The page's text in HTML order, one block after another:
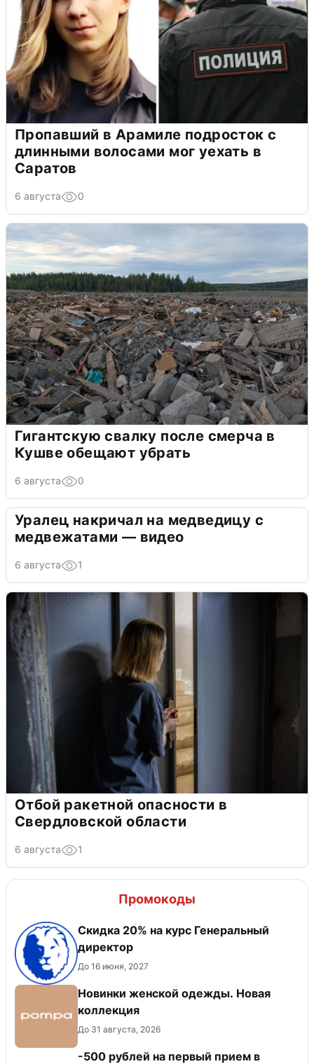
Пропавший в Арамиле подросток с
длинными волосами мог уехать в
Саратов
6 августа 0
Гигантскую свалку после смерча в
Кушве обещают убрать
6 августа 0
Уралец накричал на медведицу с
медвежатами — видео
6 августа 1
Отбой ракетной опасности в
Свердловской области
6 августа 1
Промокоды
Скидка 20% на курс Генеральный
директор
До 16 июня, 2027
Новинки женской одежды. Новая
коллекция
До 31 августа, 2026
-500 рублей на первый прием в